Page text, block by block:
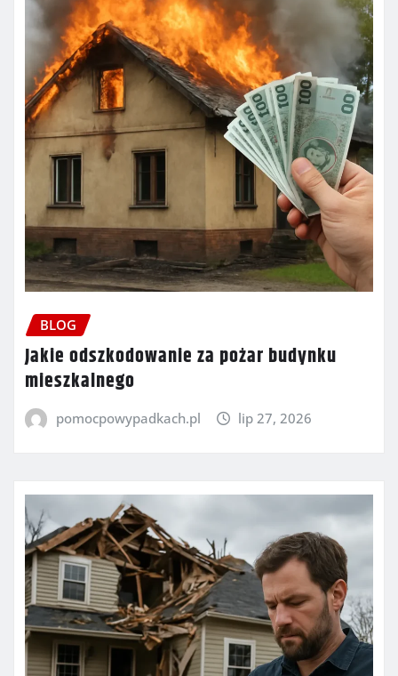
BLOG
Jakie odszkodowanie za pożar budynku
mieszkalnego
pomocpowypadkach.pl lip 27, 2026